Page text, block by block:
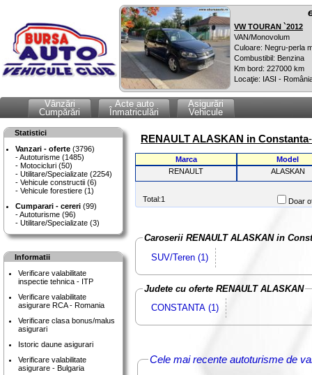
VW TOURAN `2012
VAN/Monovolum
Culoare: Negru-perla
Combustibil: Benzina
Km bord: 227000 km
Locaţie: IASI -
Vânzări
Cumpărări
Acte auto
Înmatriculări
Asigurări
Vehicule
Statistici
Vanzari - oferte (3796)
Autoturisme (1485)
Motocicluri (50)
Utilitare/Specializate (2254)
Vehicule constructii (6)
Vehicule forestiere (1)
Cumparari - cereri (99)
Autoturisme (96)
Utilitare/Specializate (3)
Informatii
Verificare valabilitate
inspectie tehnica - ITP
Verificare valabilitate
asigurare RCA - Romania
Verificare clasa bonus/malus
asigurari
Istoric daune asigurari
Verificare valabilitate
asigurare - Bulgaria
RENAULT ALASKAN in Constanta
Marca
Model
RENAULT
ALASKAN
Total:1 Doar
Caroserii RENAULT ALASKAN in
SUV/Teren (1)
Judete cu oferte RENAULT ALASKAN
CONSTANTA (1)
Cele mai recente autoturisme de